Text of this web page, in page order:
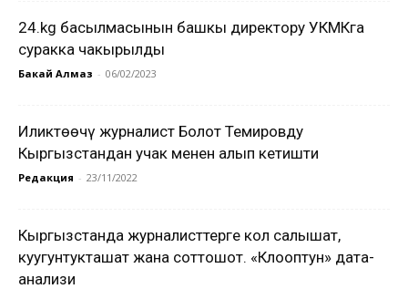
24.kg басылмасынын башкы директору УКМКга
суракка чакырылды
Бакай Алмаз - 06/02/2023
Иликтөөчү журналист Болот Темировду
Кыргызстандан учак менен алып кетишти
Редакция - 23/11/2022
Кыргызстанда журналисттерге кол салышат,
куугунтукташат жана соттошот. «Клооптун» дата-
анализи